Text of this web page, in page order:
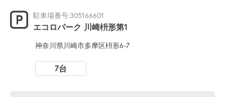
駐車場番号:305166601
エコロパーク 川崎枡形第1
神奈川県川崎市多摩区枡形6-7
7台